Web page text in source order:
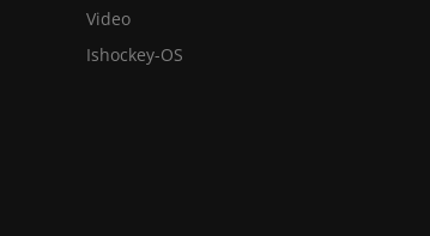
Video
Ishockey-OS